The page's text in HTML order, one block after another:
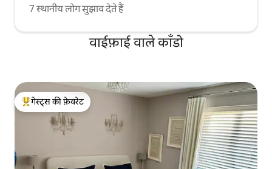
7 स्थानीय लोग सुझाव देते हैं
वाईफ़ाई वाले काँडो
गेस्ट्स का टॉप फ़ेवरेट
गेस्ट्स की फ़ेवरेट